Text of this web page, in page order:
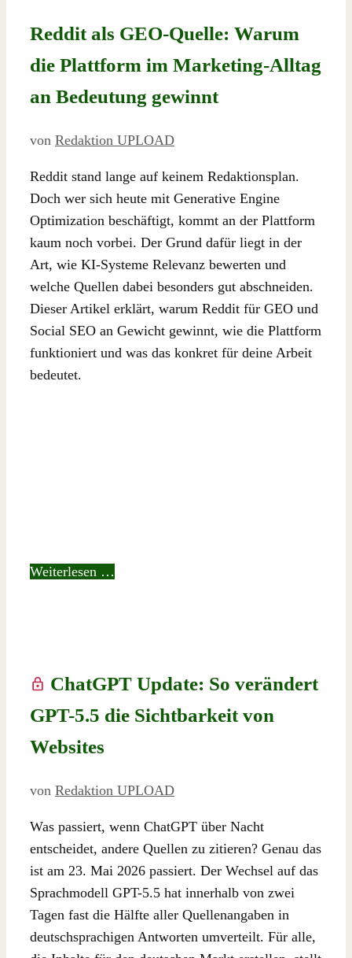
Reddit als GEO-Quelle: Warum
die Plattform im Marketing-Alltag
an Bedeutung gewinnt
von Redaktion UPLOAD
Reddit stand lange auf keinem Redaktionsplan.
Doch wer sich heute mit Generative Engine
Optimization beschäftigt, kommt an der Plattform
kaum noch vorbei. Der Grund dafür liegt in der
Art, wie KI-Systeme Relevanz bewerten und
welche Quellen dabei besonders gut abschneiden.
Dieser Artikel erklärt, warum Reddit für GEO und
Social SEO an Gewicht gewinnt, wie die Plattform
funktioniert und was das konkret für deine Arbeit
bedeutet.
Weiterlesen …
ChatGPT Update: So verändert
GPT-5.5 die Sichtbarkeit von
Websites
von Redaktion UPLOAD
Was passiert, wenn ChatGPT über Nacht
entscheidet, andere Quellen zu zitieren? Genau das
ist am 23. Mai 2026 passiert. Der Wechsel auf das
Sprachmodell GPT-5.5 hat innerhalb von zwei
Tagen fast die Hälfte aller Quellenangaben in
deutschsprachigen Antworten umverteilt. Für alle,